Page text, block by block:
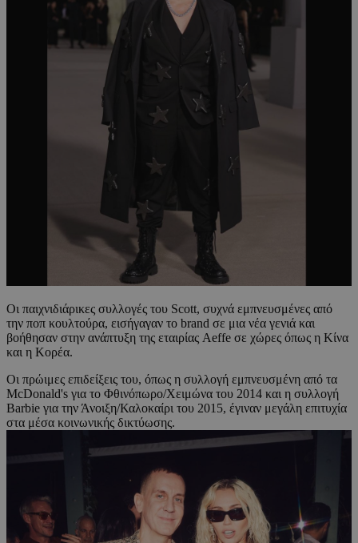
Οι παιχνιδιάρικες συλλογές του Scott, συχνά εμπνευσμένες από
την ποπ κουλτούρα, εισήγαγαν το brand σε μια νέα γενιά και
βοήθησαν στην ανάπτυξη της εταιρίας Aeffe σε χώρες όπως η Κίνα
και η Κορέα.
Οι πρώιμες επιδείξεις του, όπως η συλλογή εμπνευσμένη από τα
McDonald's για το Φθινόπωρο/Χειμώνα του 2014 και η συλλογή
Barbie για την Άνοιξη/Καλοκαίρι του 2015, έγιναν μεγάλη επιτυχία
στα μέσα κοινωνικής δικτύωσης.